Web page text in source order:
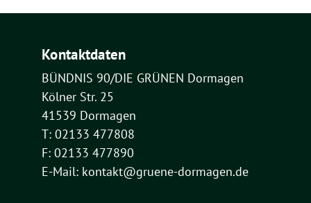
Kontaktdaten
BÜNDNIS 90/DIE GRÜNEN Dormagen
Kölner Str. 25
41539 Dormagen
T: 02133 477808
F: 02133 477890
E-Mail: kontakt@gruene-dormagen.de